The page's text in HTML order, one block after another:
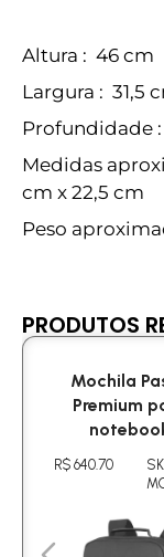
Altura : 46 cm
Largura : 31,5
Profundidade
Medidas
cm x 22,5 cm
Peso
PRODUTOS
Mochila
Premium
R$ 640.70